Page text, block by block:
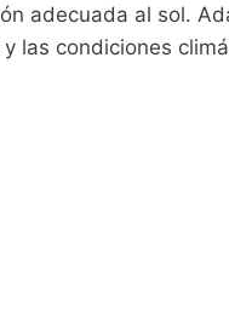
adecuada al sol.
las condiciones